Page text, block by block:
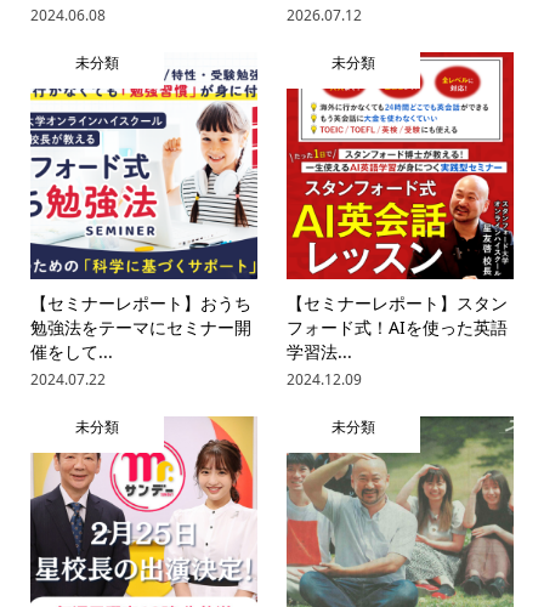
2024.06.08 2026.07.12
未分類
【セミナーレポート】おうち
勉強法をテーマにセミナー開
催をして...
2024.07.22
未分類
【セミナーレポート】スタン
フォード式！AIを使った英語
学習法...
2024.12.09
未分類 未分類